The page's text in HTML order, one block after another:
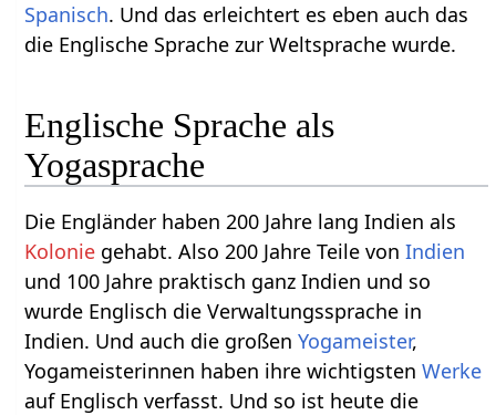
Spanisch. Und das erleichtert es eben auch das
die Englische Sprache zur Weltsprache wurde.
Englische Sprache als
Yogasprache
Die Engländer haben 200 Jahre lang Indien als
Kolonie gehabt. Also 200 Jahre Teile vonIndien
und 100 Jahre praktisch ganz Indien und so
wurde Englisch die Verwaltungssprache in
Indien. Und auch die großenYogameister,
Yogameisterinnen haben ihre wichtigstenWerke
auf Englisch verfasst. Und so ist heute die